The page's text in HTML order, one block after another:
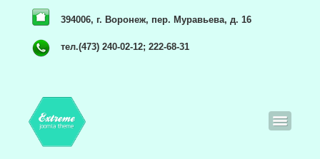
394006, г. Воронеж, пер. Муравьева, д. 16
тел.(473) 240-02-12; 222-68-31